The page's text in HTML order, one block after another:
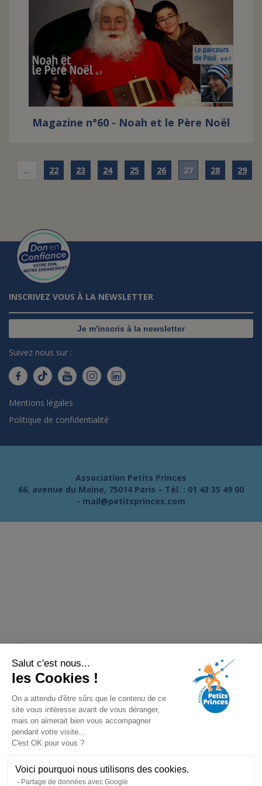
Salut c'est nous...
les Cookies !
On a attendu d'être sûrs que le contenu de ce
site vous intéresse avant de vous déranger,
mais on aimerait bien vous accompagner
pendant votre visite...
C'est OK pour vous ?
Voici pourquoi nous utilisons des cookies.
Partage de données avec Google
Magazine n°60 - Noah et le Père Noël
… 22 23 24 25 26 27 28 29
INSCRIVEZ VOUS À LA NEWSLETTER
Je m'inscris à la newsletter
Suivez nous sur :
Mentions légales
Politique de confidentialité
Association Petits Princes
66, avenue du Maine, 75014 Paris – Tél. : 01 43 35 49 00
- mail@petitsprinces.com